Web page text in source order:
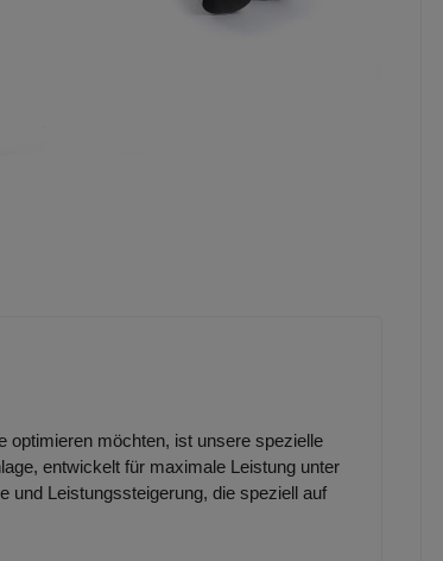
optimieren möchten, ist unsere spezielle
entwickelt für maximale Leistung unter
und Leistungssteigerung, die speziell auf